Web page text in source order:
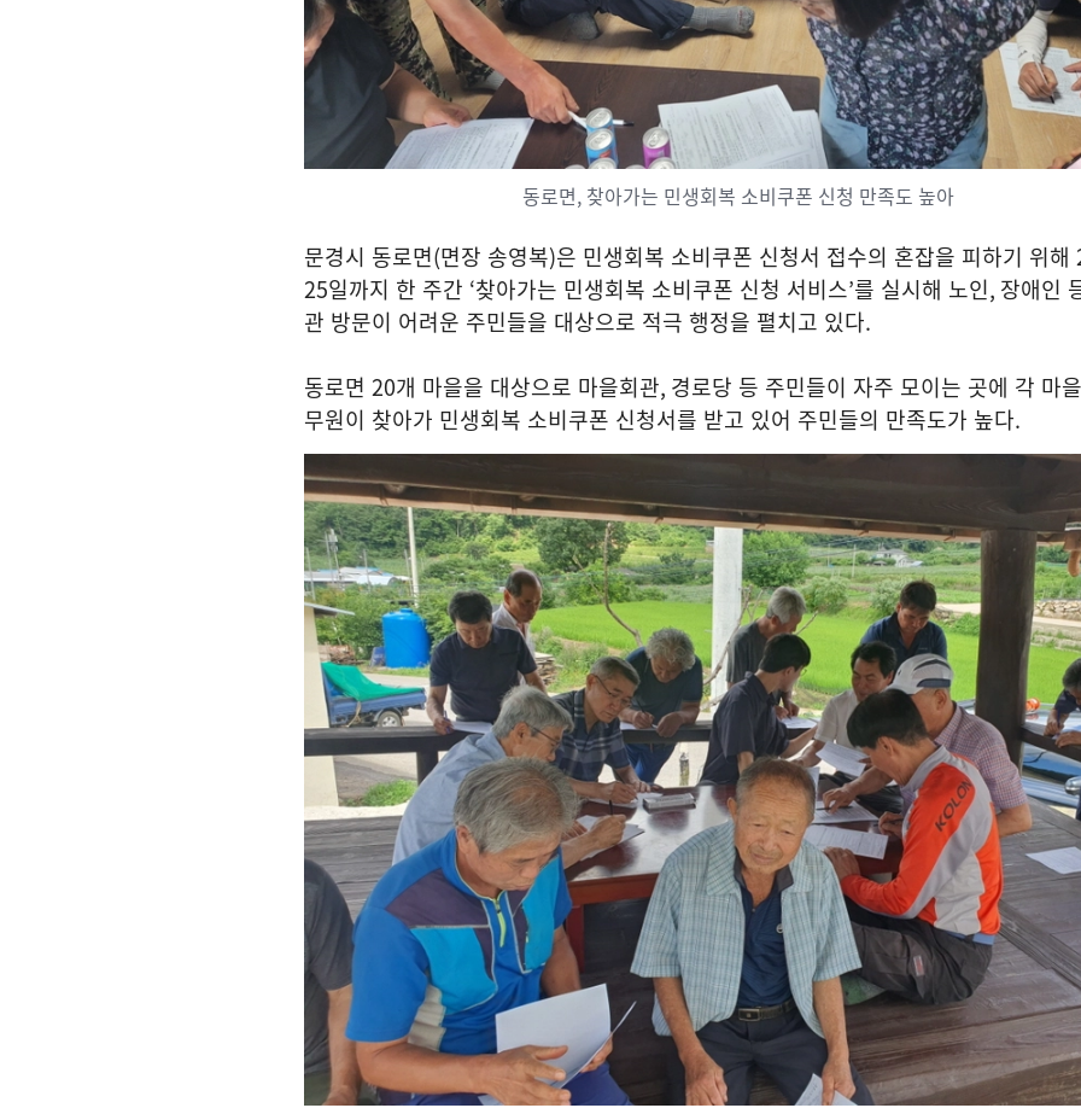
동로면, 찾아가는 민생회복 소비쿠폰 신청 만족도 높아
문경시 동로면(면장 송영복)은 민생회복 소비쿠폰 신청서 접수의 혼잡을 피하기 위해
25일까지 한 주간 ‘찾아가는 민생회복 소비쿠폰 신청 서비스’를 실시해 노인, 장애인
관 방문이 어려운 주민들을 대상으로 적극 행정을 펼치고 있다.
동로면 20개 마을을 대상으로 마을회관, 경로당 등 주민들이 자주 모이는 곳에 각 마
무원이 찾아가 민생회복 소비쿠폰 신청서를 받고 있어 주민들의 만족도가 높다.